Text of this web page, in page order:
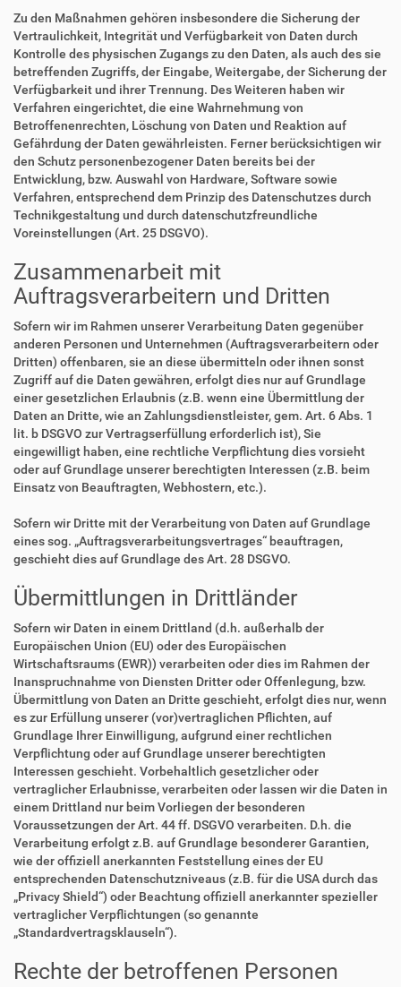
Zu den Maßnahmen gehören insbesondere die Sicherung der
Vertraulichkeit, Integrität und Verfügbarkeit von Daten durch
Kontrolle des physischen Zugangs zu den Daten, als auch des sie
betreffenden Zugriffs, der Eingabe, Weitergabe, der Sicherung der
Verfügbarkeit und ihrer Trennung. Des Weiteren haben wir
Verfahren eingerichtet, die eine Wahrnehmung von
Betroffenenrechten, Löschung von Daten und Reaktion auf
Gefährdung der Daten gewährleisten. Ferner berücksichtigen wir
den Schutz personenbezogener Daten bereits bei der
Entwicklung, bzw. Auswahl von Hardware, Software sowie
Verfahren, entsprechend dem Prinzip des Datenschutzes durch
Technikgestaltung und durch datenschutzfreundliche
Voreinstellungen (Art. 25 DSGVO).
Zusammenarbeit mit
Auftragsverarbeitern und Dritten
Sofern wir im Rahmen unserer Verarbeitung Daten gegenüber
anderen Personen und Unternehmen (Auftragsverarbeitern oder
Dritten) offenbaren, sie an diese übermitteln oder ihnen sonst
Zugriff auf die Daten gewähren, erfolgt dies nur auf Grundlage
einer gesetzlichen Erlaubnis (z.B. wenn eine Übermittlung der
Daten an Dritte, wie an Zahlungsdienstleister, gem. Art. 6 Abs. 1
lit. b DSGVO zur Vertragserfüllung erforderlich ist), Sie
eingewilligt haben, eine rechtliche Verpflichtung dies vorsieht
oder auf Grundlage unserer berechtigten Interessen (z.B. beim
Einsatz von Beauftragten, Webhostern, etc.).
Sofern wir Dritte mit der Verarbeitung von Daten auf Grundlage
eines sog. „Auftragsverarbeitungsvertrages“ beauftragen,
geschieht dies auf Grundlage des Art. 28 DSGVO.
Übermittlungen in Drittländer
Sofern wir Daten in einem Drittland (d.h. außerhalb der
Europäischen Union (EU) oder des Europäischen
Wirtschaftsraums (EWR)) verarbeiten oder dies im Rahmen der
Inanspruchnahme von Diensten Dritter oder Offenlegung, bzw.
Übermittlung von Daten an Dritte geschieht, erfolgt dies nur, wenn
es zur Erfüllung unserer (vor)vertraglichen Pflichten, auf
Grundlage Ihrer Einwilligung, aufgrund einer rechtlichen
Verpflichtung oder auf Grundlage unserer berechtigten
Interessen geschieht. Vorbehaltlich gesetzlicher oder
vertraglicher Erlaubnisse, verarbeiten oder lassen wir die Daten in
einem Drittland nur beim Vorliegen der besonderen
Voraussetzungen der Art. 44 ff. DSGVO verarbeiten. D.h. die
Verarbeitung erfolgt z.B. auf Grundlage besonderer Garantien,
wie der offiziell anerkannten Feststellung eines der EU
entsprechenden Datenschutzniveaus (z.B. für die USA durch das
„Privacy Shield“) oder Beachtung offiziell anerkannter spezieller
vertraglicher Verpflichtungen (so genannte
„Standardvertragsklauseln“).
Rechte der betroffenen Personen